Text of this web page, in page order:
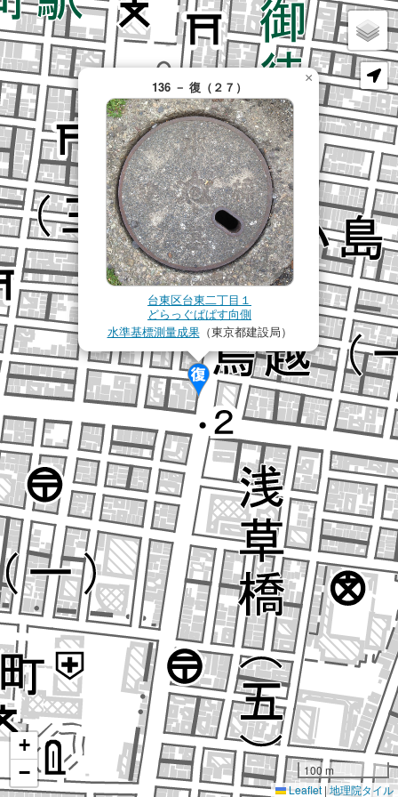
136 － 復（２７）
台東区台東二丁目１
どらっぐぱぱす向側
水準基標測量成果（東京都建設局）
×
+
−
100 m
Leaflet | 地理院タイル